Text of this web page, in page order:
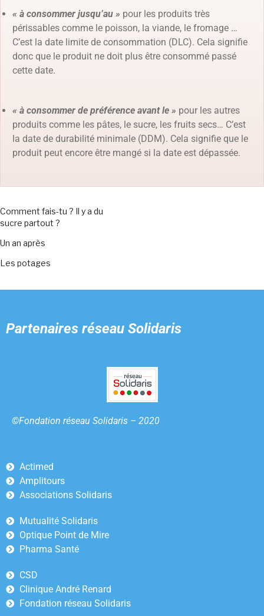
« à consommer jusqu’au » pour les produits très
périssables comme le poisson, la viande, le fromage …
C’est la date limite de consommation (DLC). Cela signifie
donc que le produit ne doit plus être consommé passé
cette date.
« à consommer de préférence avant le » pour les autres
produits comme les pâtes, le sucre, les fruits secs… C’est
la date de durabilité minimale (DDM). Cela signifie que le
produit peut encore être mangé si la date est dépassée.
Comment fais-tu ? Il y a du
sucre partout ?
Un an après
Les potages
Partenaires réseau Solidaris
©Fondation réseau Solidaris – 2020
Actimed
Amplitours
Associations Solidaris
Mutualité Solidaris
Optique Point de Mire
Pharma Santé
CSD
Clinique André Renard
Fondation réseau Solidaris